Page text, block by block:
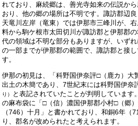
れており、麻続郷は、善光寺如来の伝説か
おり、他の郷の場所は不明です。諏訪郡辺良
天竜川左岸（竜東）では伊那市三峰川が、
料から駒ケ根市太田切川が諏訪郡と伊那郡
代の領域は不明な部分もありますが、いず
の一部までが伊那郡の範囲で、諏訪郡と接
す。
伊那の初見は、「科野国伊奈評□（鹿カ）大
出土の木簡であり、7世紀末には科野国伊奈
り）
と表記されていたことが判明しています
の麻布袋に「□（信）濃国伊那郡小村□（郷
（746）十月」と書かれており、和銅6年（
り、郡名が改められたと考えられます。